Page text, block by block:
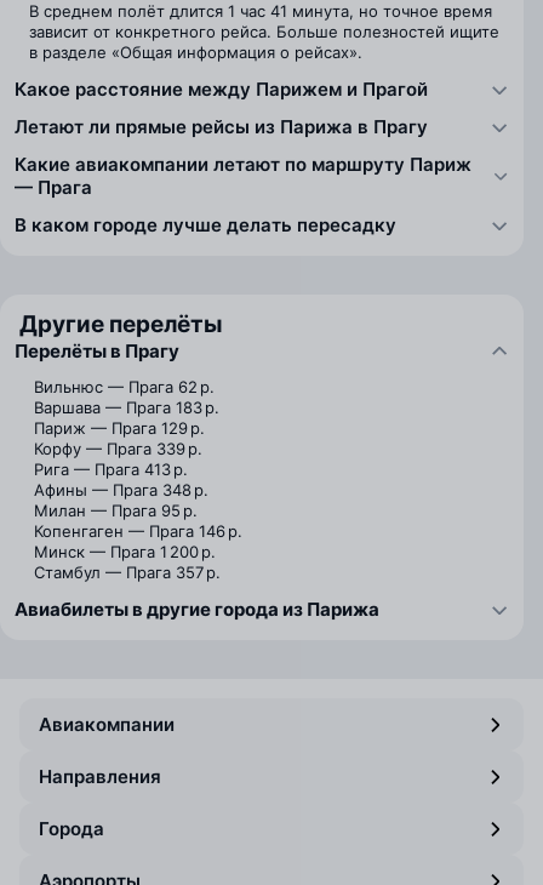
В среднем полёт длится 1 час 41 минута, но точное время
зависит от конкретного рейса. Больше полезностей ищите
в разделе «Общая информация о рейсах».
Какое расстояние между Парижем и Прагой
Летают ли прямые рейсы из Парижа в Прагу
Какие авиакомпании летают по маршруту Париж
— Прага
В каком городе лучше делать пересадку
Другие перелёты
Перелёты в Прагу
Вильнюс — Прага 62 р.
Варшава — Прага 183 р.
Париж — Прага 129 р.
Корфу — Прага 339 р.
Рига — Прага 413 р.
Афины — Прага 348 р.
Милан — Прага 95 р.
Копенгаген — Прага 146 р.
Минск — Прага 1 200 р.
Стамбул — Прага 357 р.
Авиабилеты в другие города из Парижа
Авиакомпании
Направления
Города